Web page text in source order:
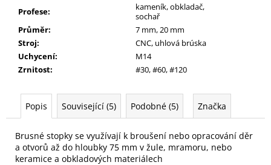
Profese:
kameník, obkladač,
sochař
Průměr:
7 mm, 20 mm
Stroj:
CNC, uhlová brúska
Uchycení:
M14
Zrnitost: #30, #60, #120
Popis Související (5) Podobné (5) Značka
Brusné stopky se využívají k broušení nebo opracování děr
a otvorů až do hloubky 75 mm v žule, mramoru, nebo
keramice a obkladových materiálech